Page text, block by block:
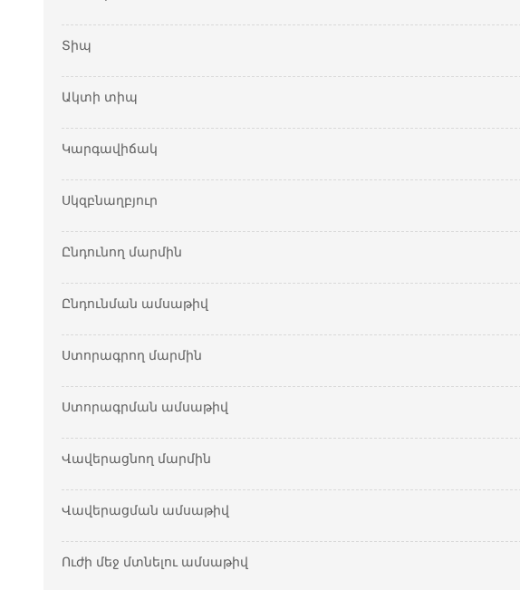
Տիպ
Ակտի տիպ
Կարգավիճակ
Սկզբնաղբյուր
Ընդունող մարմին
Ընդունման ամսաթիվ
Ստորագրող մարմին
Ստորագրման ամսաթիվ
Վավերացնող մարմին
Վավերացման ամսաթիվ
Ուժի մեջ մտնելու ամսաթիվ